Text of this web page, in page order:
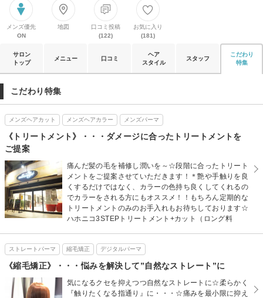
メンズ優先
ON
地図
口コミ投稿
(122)
お気に入り
(181)
サロン
トップ
メニュー 口コミ
ヘア
スタイル
スタッフ
こだわり
特集
こだわり特集
メンズヘアカット メンズヘアカラー メンズパーマ
《トリートメント》・・・ダメージに合ったトリートメントを
ご提案
痛んだ髪の毛を補修し潤いを～☆段階に合ったトリート
メントをご提案させていただきます！＊艶や手触りを良
くするだけではなく、カラーの色持ち良くしてくれるの
でカラーをされる方にもオススメ！！もちろん定期的な
トリートメントのみのお手入れもお待ちしております☆
ハホニコ3STEPトリートメント+カット（ロング料
ストレートパーマ 縮毛矯正 デジタルパーマ
《縮毛矯正》・・・悩みを解決して”自然なストレート”に
気になるクセを抑えつつ自然なストレートに☆柔らかく
『触りたくなる指通り』に・・・☆痛みを最小限に抑え